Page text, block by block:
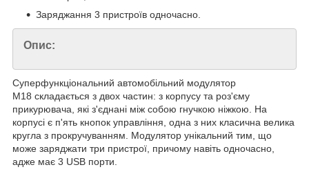
Заряджання 3 пристроїв одночасно.
Опис:
Суперфункціональний автомобільний модулятор
M18 складається з двох частин: з корпусу та роз'єму
прикурювача, які з'єднані між собою гнучкою ніжкою. На
корпусі є п'ять кнопок управління, одна з них класична велика
кругла з прокручуванням. Модулятор унікальний тим, що
може заряджати три пристрої, причому навіть одночасно,
адже має 3 USB порти.